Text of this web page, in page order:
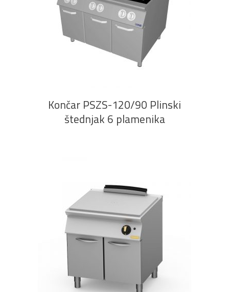
PROČITAJ VIŠE
Končar PSZS-120/90 Plinski
štednjak 6 plamenika
PROČITAJ VIŠE